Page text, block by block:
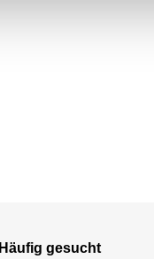
Häufig gesucht